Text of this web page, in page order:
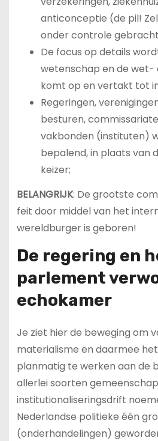
anticonceptie (de pil!
onder controle
De focus op details
wetenschap en de wet-
komt op en vertakt tot
Regeringen,
besturen,
vakbonden (instituten)
bepalend, in plaats van
keizer;
BELANGRIJK: De grootste
feit door middel van het
wereldburger is geboren!
De regering en
parlement
echokamer
Je ziet hier de beweging om
materialisme en daarmee
planmatig te werken aan de
allerlei soorten
institutionaliseringsdrift
Nederlandse politieke één
(onderhandelingen)